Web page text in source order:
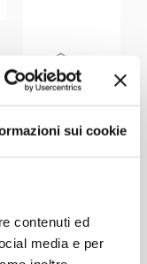
sui cookie
contenuti ed
media e per